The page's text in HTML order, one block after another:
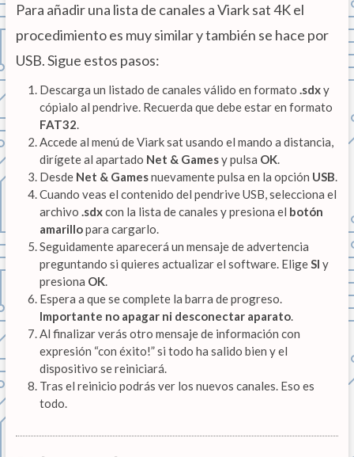
Para añadir una lista de canales a Viark sat 4K el
procedimiento es muy similar y también se hace por
USB. Sigue estos pasos:
Descarga un listado de canales válido en formato .sdxy
cópialo al pendrive. Recuerda que debe estar en formato
FAT32.
Accede al menú de Viark sat usando el mando a distancia,
dirígete al apartado Net & Gamesy pulsa OK.
Desde Net & Gamesnuevamente pulsa en la opción USB.
Cuando veas el contenido del pendrive USB, selecciona el
archivo .sdxcon la lista de canales y presiona el botón
amarillopara cargarlo.
Seguidamente aparecerá un mensaje de advertencia
preguntando si quieres actualizar el software. EligeSI y
presiona OK.
Espera a que se complete la barra de progreso.
Importante no apagar ni desconectar aparato.
Al finalizar verás otro mensaje de información con
expresión “con éxito!” si todo ha salido bien y el
dispositivo se reiniciará.
Tras el reinicio podrás ver los nuevos canales. Eso es
todo.